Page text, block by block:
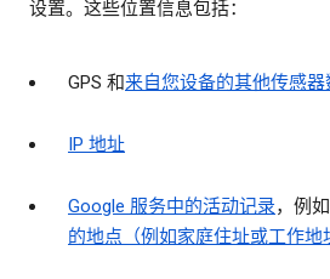
设置。这些位置信息包括：
GPS 和来自您设备的其他传感器
IP 地址
Google 服务中的活动记录，例
的地点（例如家庭住址或工作地